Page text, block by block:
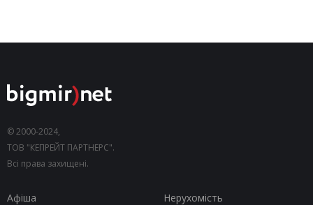
© 2000-2024,
ТОВ "КЕПРЕЙТ ПАРТНЕРС".
Всі права захищені.
Афіша
Нерухомість